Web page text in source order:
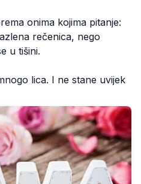
onima kojima pitanje:
rečenica, nego
u tišini.
lica. I ne stane uvijek